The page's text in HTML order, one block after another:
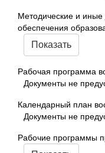
Методические и
обеспечения
Показать
Рабочая программа
Документы не
Календарный план
Документы не
Рабочие программы